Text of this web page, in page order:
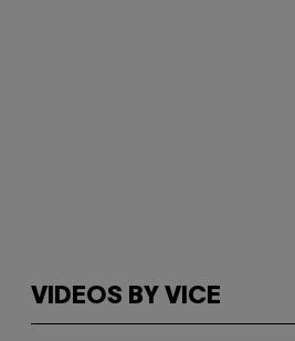
VIDEOS BY VICE